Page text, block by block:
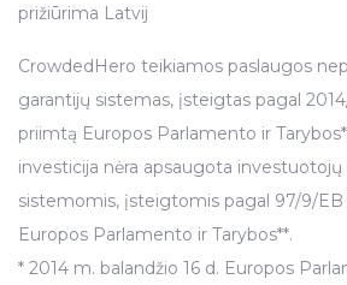
prižiūrima Latvij
CrowdedHero teikiamos paslaugos
garantijų sistemas, įsteigtas pagal
priimtą Europos Parlamento ir
investicija nėra apsaugota
sistemomis, įsteigtomis pagal 97/9/
Europos Parlamento ir Tarybos**.
* 2014 m. balandžio 16 d. Europos